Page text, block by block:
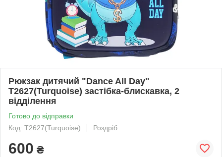
Рюкзак дитячий "Dance All Day"
T2627(Turquoise) застібка-блискавка, 2
відділення
Готово до відправки
Код: T2627(Turquoise)
Роздріб
600 ₴